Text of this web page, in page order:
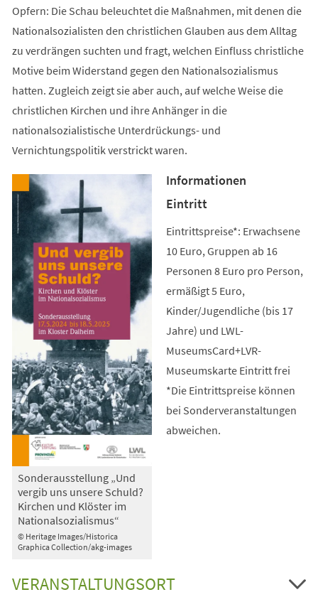
Opfern: Die Schau beleuchtet die Maßnahmen, mit denen die
Nationalsozialisten den christlichen Glauben aus dem Alltag
zu verdrängen suchten und fragt, welchen Einfluss christliche
Motive beim Widerstand gegen den Nationalsozialismus
hatten. Zugleich zeigt sie aber auch, auf welche Weise die
christlichen Kirchen und ihre Anhänger in die
nationalsozialistische Unterdrückungs- und
Vernichtungspolitik verstrickt waren.
© Heritage Images/Historica
Graphica Collection/akg-images
Sonderausstellung „Und
vergib uns unsere Schuld?
Kirchen und Klöster im
Nationalsozialismus“
Informationen
Eintritt
Eintrittspreise*: Erwachsene
10 Euro, Gruppen ab 16
Personen 8 Euro pro Person,
ermäßigt 5 Euro,
Kinder/Jugendliche (bis 17
Jahre) und LWL-
MuseumsCard+LVR-
Museumskarte Eintritt frei
*Die Eintrittspreise können
bei Sonderveranstaltungen
abweichen.
VERANSTALTUNGSORT